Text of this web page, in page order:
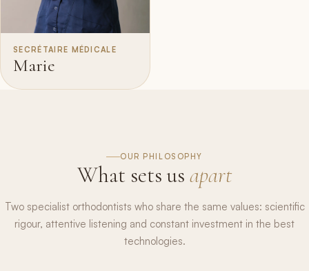
SECRÉTAIRE MÉDICALE
Marie
OUR PHILOSOPHY
What sets us apart
Two specialist orthodontists who share the same values: scientific
rigour, attentive listening and constant investment in the best
technologies.